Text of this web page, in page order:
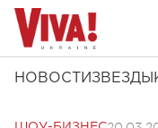
НОВОСТИ ЗВЕЗДЫ